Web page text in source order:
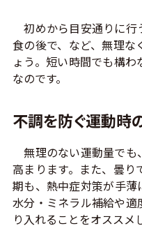
初めから目安通りに行
食の後で、など、無理
ょう。短い時間でも構
なのです。
不調を防ぐ運動時
無理のない運動量でも
高まります。また、曇
期も、熱中症対策が手
水分・ミネラル補給や
り入れることをオススメ